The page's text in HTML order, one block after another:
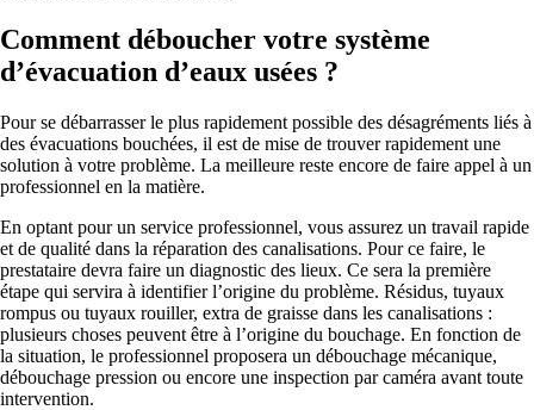
Comment déboucher votre système
d’évacuation d’eaux usées ?
Pour se débarrasser le plus rapidement possible des désagréments liés à
des évacuations bouchées, il est de mise de trouver rapidement une
solution à votre problème. La meilleure reste encore de faire appel à un
professionnel en la matière.
En optant pour un service professionnel, vous assurez un travail rapide
et de qualité dans la réparation des canalisations. Pour ce faire, le
prestataire devra faire un diagnostic des lieux. Ce sera la première
étape qui servira à identifier l’origine du problème. Résidus, tuyaux
rompus ou tuyaux rouiller, extra de graisse dans les canalisations :
plusieurs choses peuvent être à l’origine du bouchage. En fonction de
la situation, le professionnel proposera un débouchage mécanique,
débouchage pression ou encore une inspection par caméra avant toute
intervention.